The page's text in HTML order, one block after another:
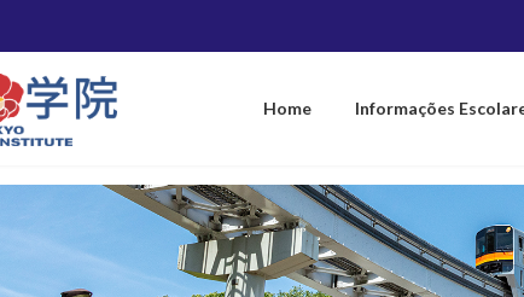
る未来を
Home Informações